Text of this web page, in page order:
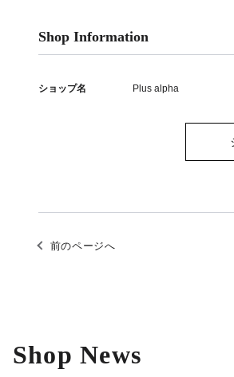
Shop Information
ショップ名 Plus alpha
前のページへ
Shop News